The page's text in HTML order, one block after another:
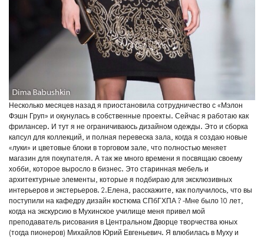
Несколько месяцев назад я приостановила сотрудничество с «Мэлон
Фэшн Груп» и окунулась в собственные проекты. Сейчас я работаю как
фрилансер. И тут я не ограничиваюсь дизайном одежды. Это и сборка
капсул для коллекций, и полная перевеска зала, когда я создаю новые
«луки» и цветовые блоки в торговом зале, что полностью меняет
магазин для покупателя. А так же много времени я посвящаю своему
хобби, которое выросло в бизнес. Это старинная мебель и
архитектурные элементы, которые я подбираю для эксклюзивных
интерьеров и экстерьеров. 2.Елена, расскажите, как получилось, что вы
поступили на кафедру дизайн костюма СПбГХПА ? -Мне было 10 лет,
когда на экскурсию в Мухинское училище меня привел мой
преподаватель рисования в Центральном Дворце творчества юных
(тогда пионеров) Михайлов Юрий Евгеньевич. Я влюбилась в Муху и